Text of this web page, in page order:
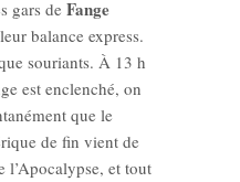
gars de Fange
balance express.
souriants. À 13 h
est enclenché, on
que le
de fin vient de
l’Apocalypse, et tout